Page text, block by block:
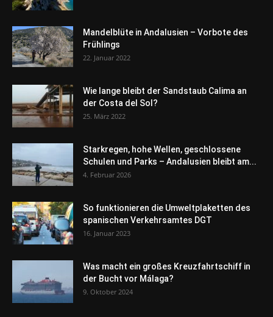
Mandelblüte in Andalusien – Vorbote des
Frühlings
22. Januar 2022
Wie lange bleibt der Sandstaub Calima an
der Costa del Sol?
25. März 2022
Starkregen, hohe Wellen, geschlossene
Schulen und Parks – Andalusien bleibt am...
4. Februar 2026
So funktionieren die Umweltplaketten des
spanischen Verkehrsamtes DGT
16. Januar 2023
Was macht ein großes Kreuzfahrtschiff in
der Bucht vor Málaga?
9. Oktober 2024